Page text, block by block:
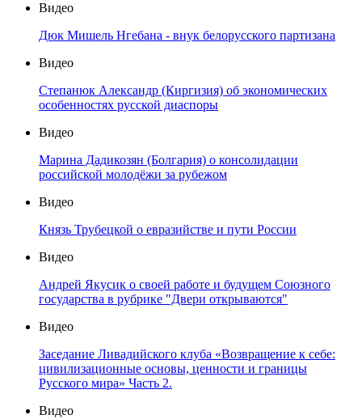
Видео
Дюк Мишель Нгебана - внук белорусского партизана
Видео
Степанюк Александр (Киргизия) об экономических
особенностях русской диаспоры
Видео
Марина Дадикозян (Болгария) о консолидации
российской молодёжи за рубежом
Видео
Князь Трубецкой о евразийстве и пути России
Видео
Андрей Якусик о своей работе и будущем Союзного
государства в рубрике "Двери открываются"
Видео
Заседание Ливадийского клуба «Возвращение к себе:
цивилизационные основы, ценности и границы
Русского мира» Часть 2.
Видео